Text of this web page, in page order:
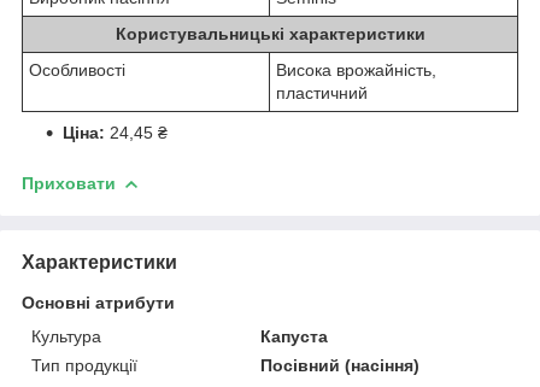
Користувальницькі характеристики
Особливості
Висока врожайність,
пластичний
Ціна: 24,45 ₴
Приховати
Характеристики
Основні атрибути
Культура
Капуста
Тип продукції
Посівний (насіння)